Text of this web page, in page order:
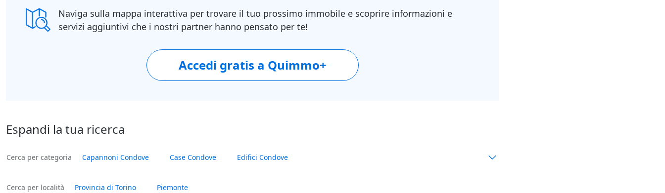
Naviga sulla mappa interattiva per trovare il tuo prossimo immobile e scoprire informazioni e
servizi aggiuntivi che i nostri partner hanno pensato per te!
Accedi gratis a Quimmo+
Espandi la tua ricerca
Cerca per categoria Capannoni Condove Case Condove Edifici Condove
Cerca per località Provincia di Torino Piemonte